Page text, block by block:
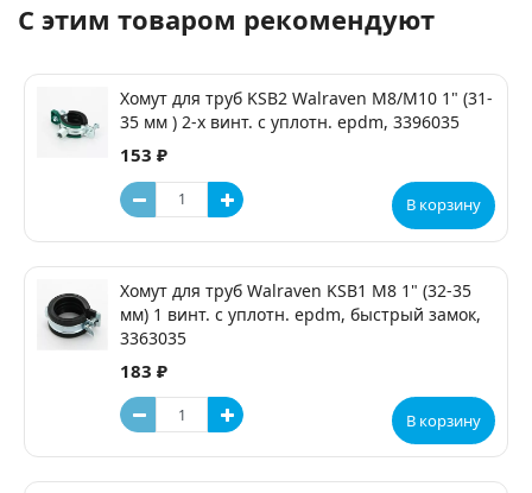
С этим товаром рекомендуют
Хомут для труб KSB2 Walraven M8/М10 1" (31-
35 мм ) 2-х винт. с уплотн. epdm, 3396035
153 ₽
В корзину
Хомут для труб Walraven KSB1 М8 1" (32-35
мм) 1 винт. с уплотн. epdm, быстрый замок,
3363035
183 ₽
В корзину